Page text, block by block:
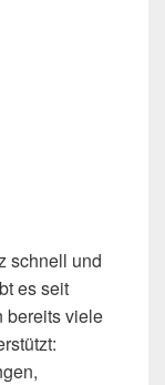
schnell und
es seit
bereits viele